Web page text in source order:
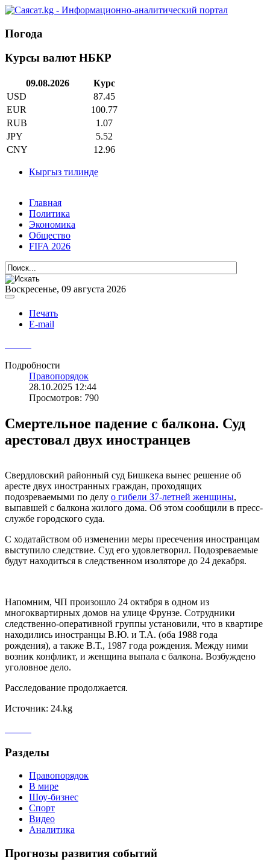
Погода
Курсы валют НБКР
09.08.2026
Курс
USD
87.45
EUR
100.77
RUB
1.07
JPY
5.52
CNY
12.96
Кыргыз тилинде
Главная
Политика
Экономика
Общество
FIFA 2026
Воскресенье, 09 августа 2026
Печать
E-mail
Подробности
Правопорядок
28.10.2025 12:44
Просмотров: 790
Смертельное падение с балкона. Суд
арестовал двух иностранцев
Свердловский районный суд Бишкека вынес решение об
аресте двух иностранных граждан, проходящих
подозреваемыми по делу о гибели 37-летней женщины,
выпавшей с балкона жилого дома. Об этом сообщили в пресс-
службе городского суда.
С ходатайством об изменении меры пресечения иностранцам
выступило следствие. Суд его удовлетворил. Подозреваемые
будут находиться в следственном изоляторе до 24 декабря.
Напомним, ЧП произошло 24 октября в одном из
многоквартирных домов на улице Фрунзе. Сотрудники
следственно-оперативной группы установили, что в квартире
находились иностранцы В.Ю. и Т.А. (оба 1988 года
рождения), а также В.Т., 1987 года рождения. Между ними
возник конфликт, и женщина выпала с балкона. Возбуждено
уголовное дело.
Расследование продолжается.
Источник: 24.kg
Разделы
Правопорядок
В мире
Шоу-бизнес
Спорт
Видео
Аналитика
Прогнозы развития событий